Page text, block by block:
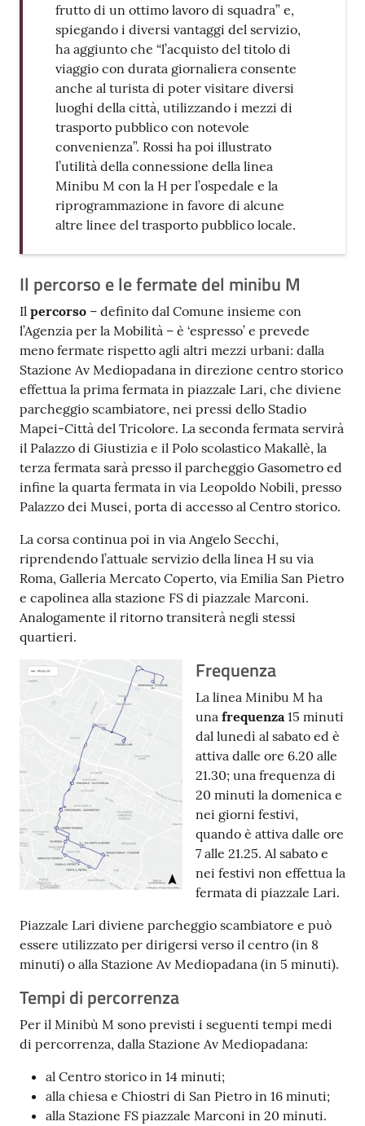
frutto di un ottimo lavoro di squadra” e,
spiegando i diversi vantaggi del servizio,
ha aggiunto che “l’acquisto del titolo di
viaggio con durata giornaliera consente
anche al turista di poter visitare diversi
luoghi della città, utilizzando i mezzi di
trasporto pubblico con notevole
convenienza”. Rossi ha poi illustrato
l’utilità della connessione della linea
Minibu M con la H per l’ospedale e la
riprogrammazione in favore di alcune
altre linee del trasporto pubblico locale.
Il percorso e le fermate del minibu M
Il percorso – definito dal Comune insieme con
l’Agenzia per la Mobilità – è ‘espresso’ e prevede
meno fermate rispetto agli altri mezzi urbani: dalla
Stazione Av Mediopadana in direzione centro storico
effettua la prima fermata in piazzale Lari, che diviene
parcheggio scambiatore, nei pressi dello Stadio
Mapei-Città del Tricolore. La seconda fermata servirà
il Palazzo di Giustizia e il Polo scolastico Makallè, la
terza fermata sarà presso il parcheggio Gasometro ed
infine la quarta fermata in via Leopoldo Nobili, presso
Palazzo dei Musei, porta di accesso al Centro storico.
La corsa continua poi in via Angelo Secchi,
riprendendo l’attuale servizio della linea H su via
Roma, Galleria Mercato Coperto, via Emilia San Pietro
e capolinea alla stazione FS di piazzale Marconi.
Analogamente il ritorno transiterà negli stessi
quartieri.
Frequenza
La linea Minibu M ha
una frequenza15 minuti
dal lunedì al sabato ed è
attiva dalle ore 6.20 alle
21.30; una frequenza di
20 minuti la domenica e
nei giorni festivi,
quando è attiva dalle ore
7 alle 21.25. Al sabato e
nei festivi non effettua la
fermata di piazzale Lari.
Piazzale Lari diviene parcheggio scambiatore e può
essere utilizzato per dirigersi verso il centro (in 8
minuti) o alla Stazione Av Mediopadana (in 5 minuti).
Tempi di percorrenza
Per il Minibù M sono previsti i seguenti tempi medi
di percorrenza, dalla Stazione Av Mediopadana:
al Centro storico in 14 minuti;
alla chiesa e Chiostri di San Pietro in 16 minuti;
alla Stazione FS piazzale Marconi in 20 minuti.